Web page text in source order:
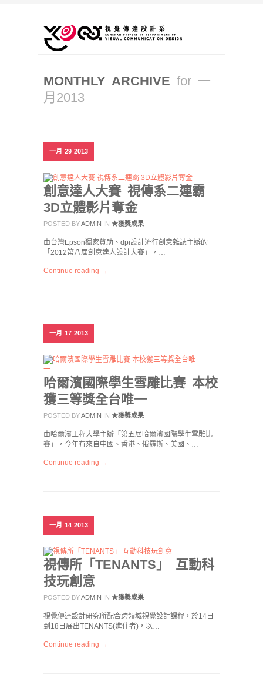
MONTHLY ARCHIVE for 一
月2013
一月 29 2013
創意達人大賽 視傳系二連霸
3D立體影片奪金
POSTED BYADMIN IN ★獲獎成果
由台灣Epson獨家贊助、dpi設計流行創意雜誌主辦的
「2012第八屆創意達人設計大賽」，…
Continue reading →
一月 17 2013
哈爾濱國際學生雪雕比賽 本校
獲三等獎全台唯一
POSTED BYADMIN IN ★獲獎成果
由哈爾濱工程大學主辦「第五屆哈爾濱國際學生雪雕比
賽」，今年有來自中國、香港、俄羅斯、美國、…
Continue reading →
一月 14 2013
視傳所「TENANTS」 互動科
技玩創意
POSTED BYADMIN IN ★獲獎成果
視覺傳達設計研究所配合跨領域視覺設計課程，於14日
到18日展出TENANTS(進住者)，以…
Continue reading →